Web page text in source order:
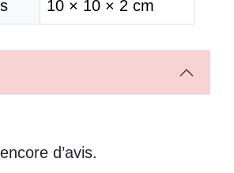
10 × 10 × 2 cm
d’avis.